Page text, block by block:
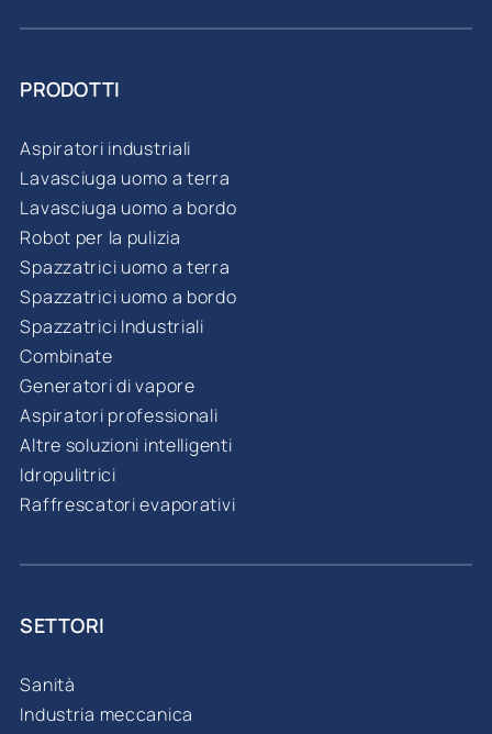
PRODOTTI
Aspiratori industriali
Lavasciuga uomo a terra
Lavasciuga uomo a bordo
Robot per la pulizia
Spazzatrici uomo a terra
Spazzatrici uomo a bordo
Spazzatrici Industriali
Combinate
Generatori di vapore
Aspiratori professionali
Altre soluzioni intelligenti
Idropulitrici
Raffrescatori evaporativi
SETTORI
Sanità
Industria meccanica